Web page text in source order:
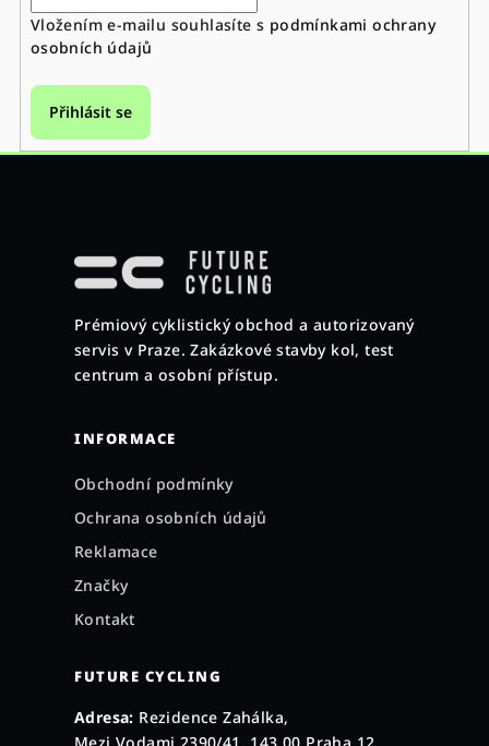
Vložením e-mailu souhlasíte s podmínkami ochrany
osobních údajů
Přihlásit se
Prémiový cyklistický obchod a autorizovaný
servis v Praze. Zakázkové stavby kol, test
centrum a osobní přístup.
INFORMACE
Obchodní podmínky
Ochrana osobních údajů
Reklamace
Značky
Kontakt
FUTURE CYCLING
Adresa: Rezidence Zahálka,
Mezi Vodami 2390/41, 143 00 Praha 12